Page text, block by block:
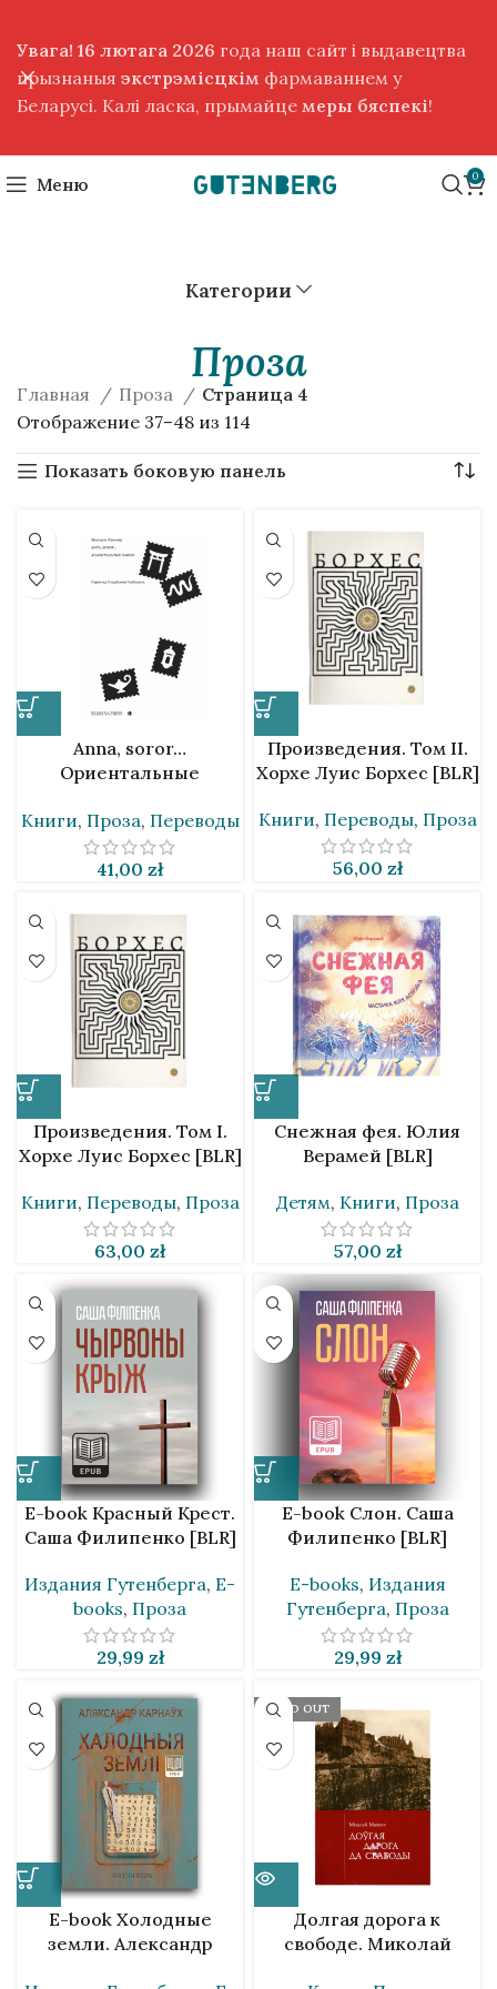
Меню 0
Категории
Проза
Главная Проза
Страница 4
Отображение 37–48 из 114
Показать боковую панель
Anna, soror…
Ориентальные
Юрсенар [BLR]
Книги, Проза, Переводы
41,00 zł
Произведения. Том II.
Хорхе Луис Борхес [BLR]
Книги, Переводы, Проза
56,00 zł
Произведения. Том I.
Хорхе Луис Борхес [BLR]
Книги, Переводы, Проза
63,00 zł
Снежная фея. Юлия
Верамей [BLR]
Детям, Книги, Проза
57,00 zł
E-book Красный Крест.
Саша Филипенко [BLR]
Издания Гутенберга, E-
books, Проза
29,99 zł
E-book Слон. Саша
Филипенко [BLR]
E-books, Издания
Гутенберга, Проза
29,99 zł
E-book Холодные
земли. Александр
SOLD OUT
Долгая дорога к
свободе. Миколай
Увага! 16 лютага 2026 года наш сайт і выдавецтва
прызнаныя экстрэмісцкім фармаваннем у
Беларусі. Калі ласка, прымайце меры бяспекі!